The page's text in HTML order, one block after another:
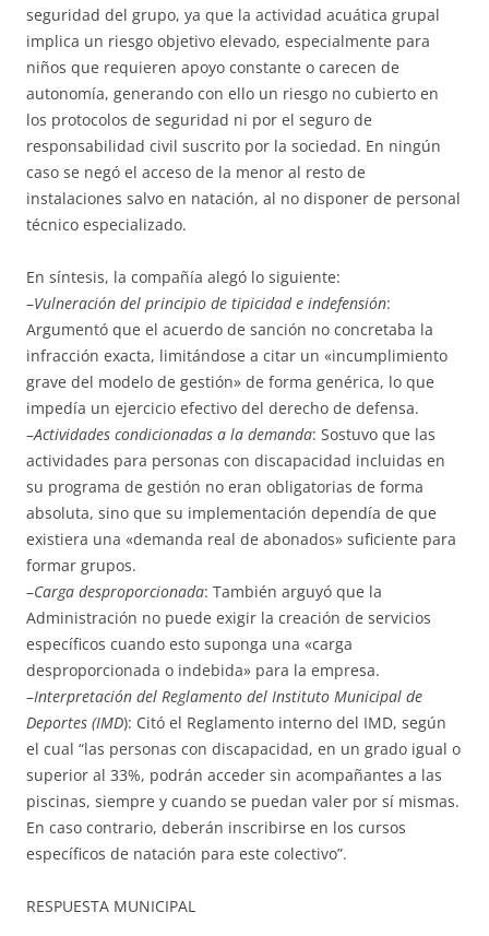
seguridad del grupo, ya que la actividad acuática grupal
implica un riesgo objetivo elevado, especialmente para
niños que requieren apoyo constante o carecen de
autonomía, generando con ello un riesgo no cubierto en
los protocolos de seguridad ni por el seguro de
responsabilidad civil suscrito por la sociedad. En ningún
caso se negó el acceso de la menor al resto de
instalaciones salvo en natación, al no disponer de personal
técnico especializado.
En síntesis, la compañía alegó lo siguiente:
–Vulneración del principio de tipicidad e indefensión:
Argumentó que el acuerdo de sanción no concretaba la
infracción exacta, limitándose a citar un «incumplimiento
grave del modelo de gestión» de forma genérica, lo que
impedía un ejercicio efectivo del derecho de defensa.
–Actividades condicionadas a la demanda: Sostuvo que las
actividades para personas con discapacidad incluidas en
su programa de gestión no eran obligatorias de forma
absoluta, sino que su implementación dependía de que
existiera una «demanda real de abonados» suficiente para
formar grupos.
–Carga desproporcionada: También arguyó que la
Administración no puede exigir la creación de servicios
específicos cuando esto suponga una «carga
desproporcionada o indebida» para la empresa.
–Interpretación del Reglamento del Instituto Municipal de
Deportes (IMD): Citó el Reglamento interno del IMD, según
el cual “las personas con discapacidad, en un grado igual o
superior al 33%, podrán acceder sin acompañantes a las
piscinas, siempre y cuando se puedan valer por sí mismas.
En caso contrario, deberán inscribirse en los cursos
específicos de natación para este colectivo”.
RESPUESTA MUNICIPAL